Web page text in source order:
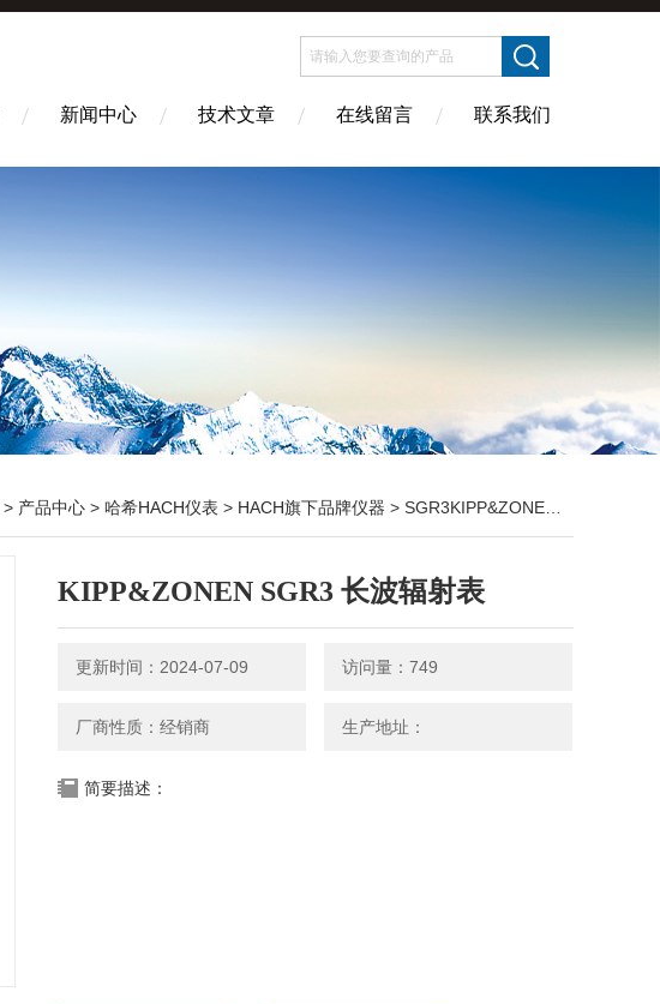
新闻中心 技术文章 在线留言 联系我们
> 产品中心 > 哈希HACH仪表 > HACH旗下品牌仪器 > SGR3KIPP&ZONEN SGR3 长波辐射表
KIPP&ZONEN SGR3 长波辐射表
更新时间：2024-07-09 访问量：749
厂商性质：经销商 生产地址：
简要描述：